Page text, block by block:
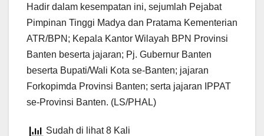
Hadir dalam kesempatan ini, sejumlah Pejabat
Pimpinan Tinggi Madya dan Pratama Kementerian
ATR/BPN; Kepala Kantor Wilayah BPN Provinsi
Banten beserta jajaran; Pj. Gubernur Banten
beserta Bupati/Wali Kota se-Banten; jajaran
Forkopimda Provinsi Banten; serta jajaran IPPAT
se-Provinsi Banten. (LS/PHAL)
Sudah di lihat 8 Kali